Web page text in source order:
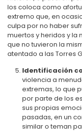
los coloca como
extremo que, en
culpa por no haber
muertos y heridos y
que no tuvieron la
atentado a las Torres
Identificación
violencia a
extremas, lo que
por parte de los
sus propias
pasadas, en un
similar o teman